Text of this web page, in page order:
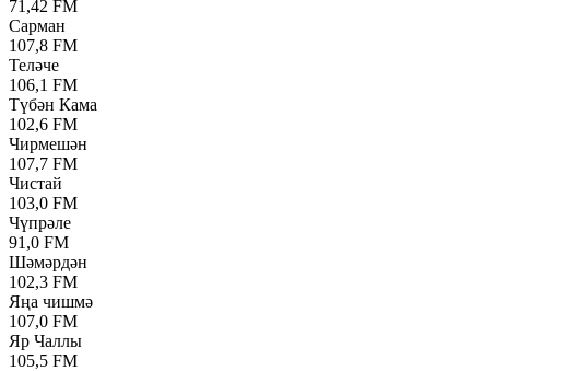
71,42 FM
Сарман
107,8 FM
Теләче
106,1 FM
Түбән Кама
102,6 FM
Чирмешән
107,7 FM
Чистай
103,0 FM
Чүпрәле
91,0 FM
Шәмәрдән
102,3 FM
Яңа чишмә
107,0 FM
Яр Чаллы
105,5 FM